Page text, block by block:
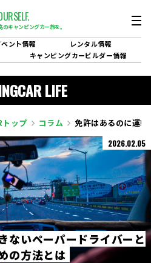
のキャンピングカー旅を。
ベント情報 レンタル情報
キャンピングカービルダー情報
LIFE
ップ コラム 免許はあるのに運
2026.02.05
ないペーパー ドライバー と
の方法とは